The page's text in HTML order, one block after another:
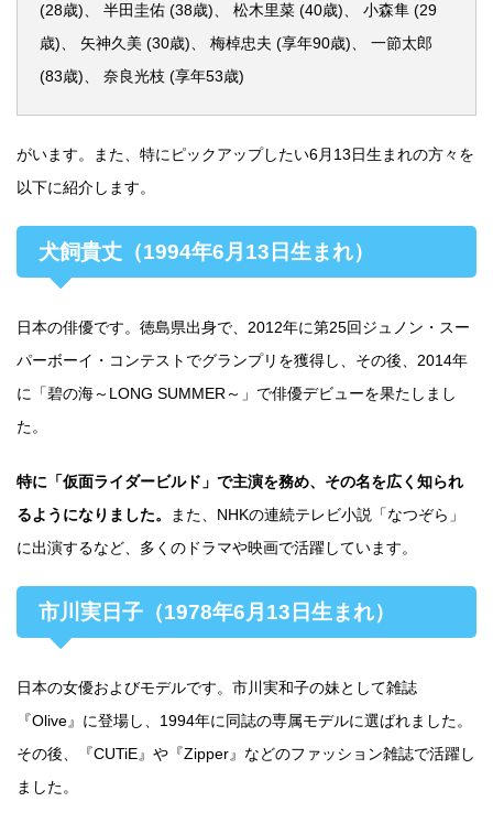
(28歳)、 半田圭佑 (38歳)、 松木里菜 (40歳)、 小森隼 (29
歳)、 矢神久美 (30歳)、 梅棹忠夫 (享年90歳)、 一節太郎
(83歳)、 奈良光枝 (享年53歳)
がいます。また、特にピックアップしたい6月13日生まれの方々を
以下に紹介します。
犬飼貴丈（1994年6月13日生まれ）
日本の俳優です。徳島県出身で、2012年に第25回ジュノン・スー
パーボーイ・コンテストでグランプリを獲得し、その後、2014年
に「碧の海～LONG SUMMER～」で俳優デビューを果たしまし
た。
特に「仮面ライダービルド」で主演を務め、その名を広く知られ
るようになりました。
また、NHKの連続テレビ小説「なつぞら」
に出演するなど、多くのドラマや映画で活躍しています。
市川実日子（1978年6月13日生まれ）
日本の女優およびモデルです。市川実和子の妹として雑誌
『Olive』に登場し、1994年に同誌の専属モデルに選ばれました。
その後、『CUTiE』や『Zipper』などのファッション雑誌で活躍し
ました。